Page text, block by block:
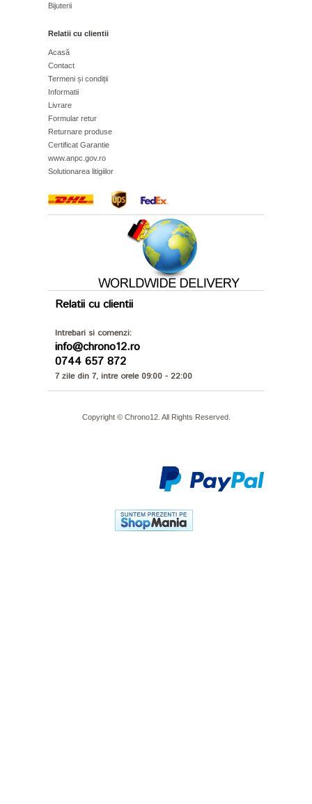
Bijuterii
Relatii cu clientii
Acasă
Contact
Termeni și condiții
Informatii
Livrare
Formular retur
Returnare produse
Certificat Garantie
www.anpc.gov.ro
Solutionarea litigiilor
Relatii cu clientii
Intrebari si comenzi:
info@chrono12.ro
0744 657 872
7 zile din 7, intre orele 09:00 - 22:00
Copyright © Chrono12. All Rights Reserved.